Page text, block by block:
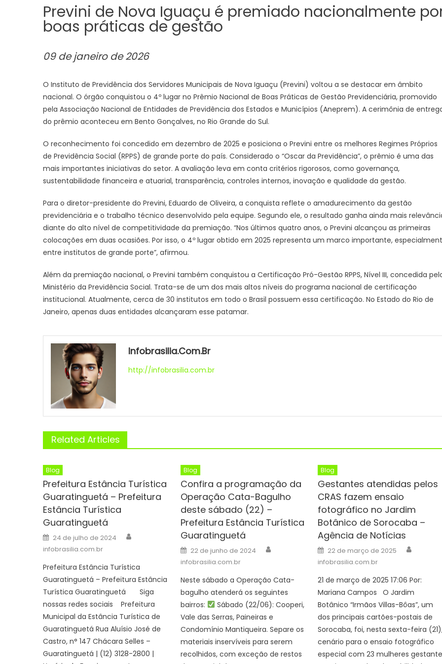
Nova
boas
práticas
de
gestão
Previni de Nova Iguaçu é premiado nacionalmente
boas práticas de gestão
09 de janeiro de 2026
O Instituto de Previdência dos Servidores Municipais de Nova Iguaçu (Previni) voltou a se destacar em âmbito
nacional. O órgão conquistou o 4º lugar no Prêmio Nacional de Boas Práticas de Gestão Previdenciária, promovido
pela Associação Nacional de Entidades de Previdência dos Estados e Municípios (Aneprem). A cerimônia de
do prêmio aconteceu em Bento Gonçalves, no Rio Grande do Sul.
O reconhecimento foi concedido em dezembro de 2025 e posiciona o Previni entre os melhores Regimes Próprios
de Previdência Social (RPPS) de grande porte do país. Considerado o “Oscar da Previdência”, o prêmio é uma das
mais importantes iniciativas do setor. A avaliação leva em conta critérios rigorosos, como governança,
sustentabilidade financeira e atuarial, transparência, controles internos, inovação e qualidade da gestão.
Para o diretor-presidente do Previni, Eduardo de Oliveira, a conquista reflete o amadurecimento da gestão
previdenciária e o trabalho técnico desenvolvido pela equipe. Segundo ele, o resultado ganha ainda mais
diante do alto nível de competitividade da premiação. “Nos últimos quatro anos, o Previni alcançou as primeiras
colocações em duas ocasiões. Por isso, o 4º lugar obtido em 2025 representa um marco importante,
entre institutos de grande porte”, afirmou.
Além da premiação nacional, o Previni também conquistou a Certificação Pró-Gestão RPPS, Nível III, concedida
Ministério da Previdência Social. Trata-se de um dos mais altos níveis do programa nacional de certificação
institucional. Atualmente, cerca de 30 institutos em todo o Brasil possuem essa certificação. No Estado do Rio de
Janeiro, apenas duas entidades alcançaram esse patamar.
Infobrasilia.com.br
http://infobrasilia.com.br
Related Articles
Blog
Prefeitura Estância Turística
Guaratinguetá – Prefeitura
Estância Turística
Guaratinguetá
Posted
on
24 de julho de 2024
infobrasilia.com.br
Prefeitura Estância Turística
Guaratinguetá – Prefeitura Estância
Turística Guaratinguetá Siga
nossas redes sociais Prefeitura
Municipal da Estância Turística de
Guaratinguetá Rua Aluísio José de
Castro, n° 147 Chácara Selles –
Guaratinguetá | (12) 3128-2800 |
Blog
Confira a programação da
Operação Cata-Bagulho
deste sábado (22) –
Prefeitura Estância Turística
Guaratinguetá
Posted
on
22 de junho de 2024
infobrasilia.com.br
Neste sábado a Operação Cata-
bagulho atenderá os seguintes
bairros:
Sábado (22/06): Cooperi,
Vale das Serras, Paineiras e
Condomínio Mantiqueira. Separe os
materiais inservíveis para serem
recolhidos, com exceção de restos
Blog
Gestantes atendidas pelos
CRAS fazem ensaio
fotográfico no Jardim
Botânico de Sorocaba –
Agência de Notícias
Posted
on
22 de março de 2025
infobrasilia.com.br
21 de março de 2025 17:06 Por:
Mariana Campos O Jardim
Botânico “Irmãos Villas-Bôas”, um
dos principais cartões-postais de
Sorocaba, foi, nesta sexta-feira
cenário para o ensaio fotográfico
especial com 23 mulheres